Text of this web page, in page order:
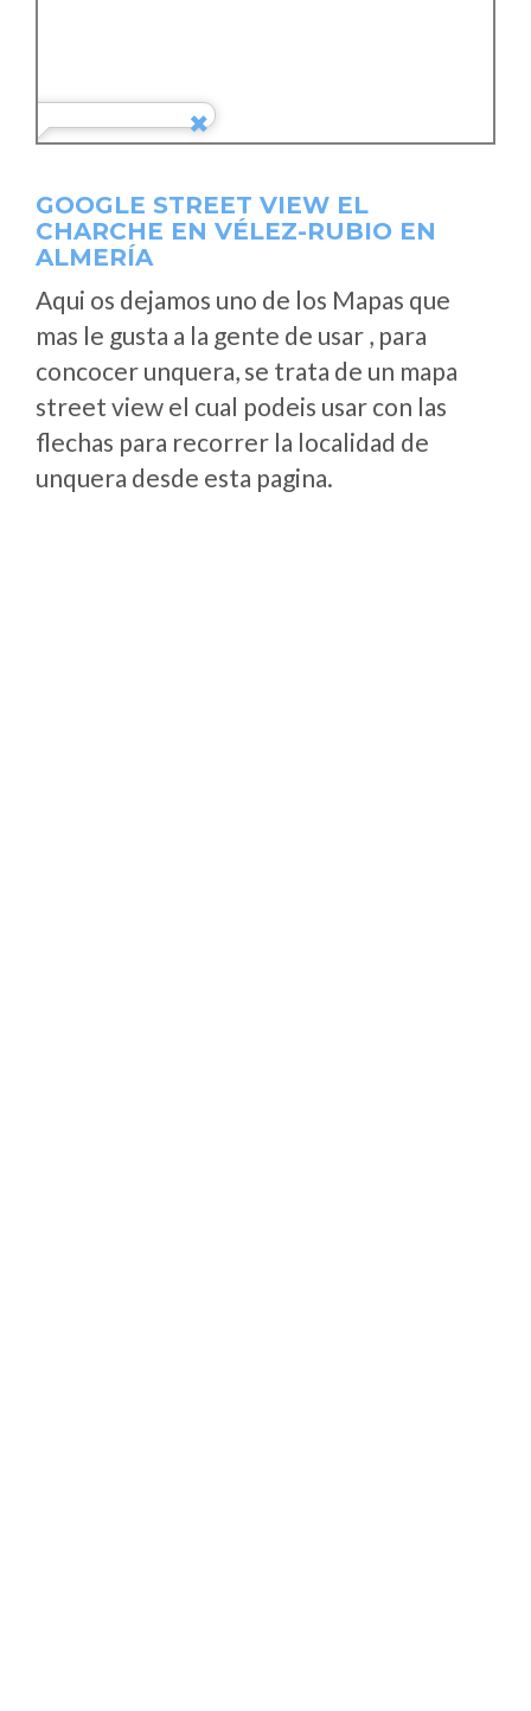
GOOGLE STREET VIEW EL
CHARCHE EN VÉLEZ-RUBIO EN
ALMERÍA
Aqui os dejamos uno de los Mapas que
mas le gusta a la gente de usar , para
concocer unquera, se trata de un mapa
street view el cual podeis usar con las
flechas para recorrer la localidad de
unquera desde esta pagina.